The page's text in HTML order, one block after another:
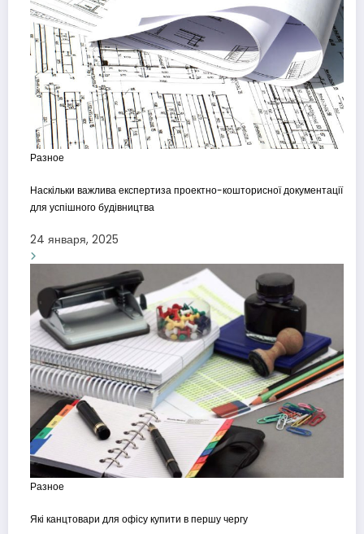
Разное
Наскільки важлива експертиза проектно-кошторисної документації
для успішного будівництва
24 января, 2025
Разное
Які канцтовари для офісу купити в першу чергу